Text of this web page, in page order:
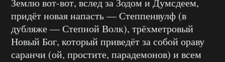
Землю вот-вот, вслед за Зодом и Думсдеем,
придёт новая напасть — Степпенвулф (в
дубляже — Степной Волк), трёхметровый
Новый Бог, который приведёт за собой ораву
саранчи (ой, простите, парадемонов) и всем